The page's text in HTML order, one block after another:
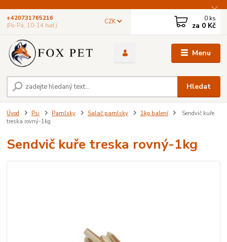
Menu
CZK
Hledat
+420731765216
(Po-Pá, 10-14 hod.)
0 ks
za 0 Kč
Úvod Psi Pamlsky Salač pamlsky 1kg balení
Sendvič kuře
treska rovný-1kg
Sendvič kuře treska rovný-1kg